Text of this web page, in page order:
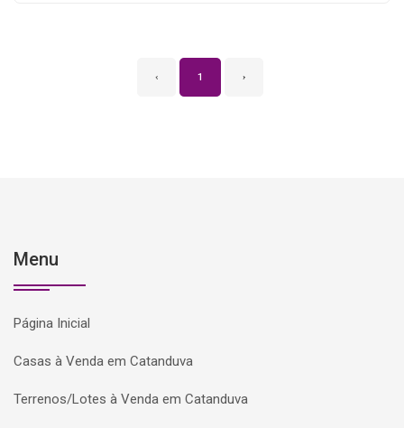
‹ 1 ›
Menu
Página Inicial
Casas à Venda em Catanduva
Terrenos/Lotes à Venda em Catanduva